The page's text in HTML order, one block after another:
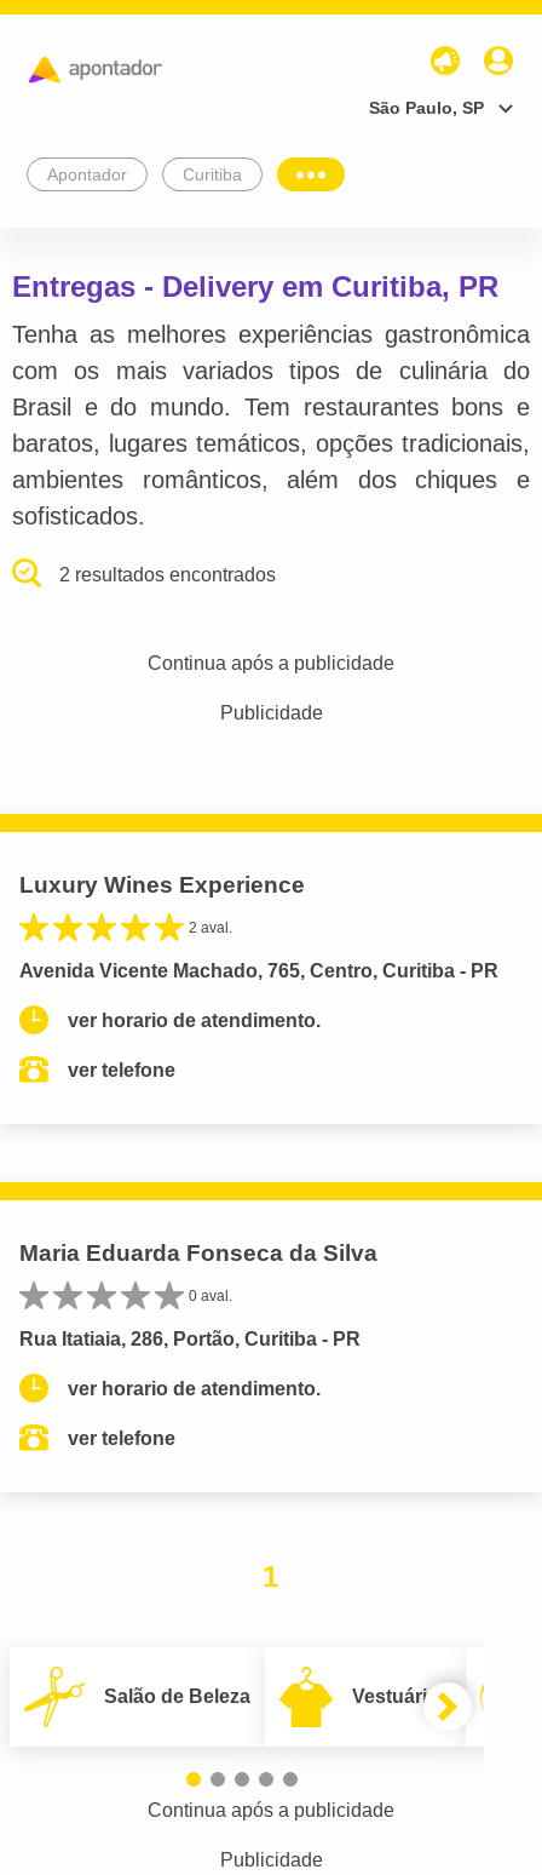
São Paulo, SP
Apontador Curitiba
Entregas - Delivery em Curitiba, PR
Tenha as melhores experiências gastronômica
com os mais variados tipos de culinária do
Brasil e do mundo. Tem restaurantes bons e
baratos, lugares temáticos, opções tradicionais,
ambientes românticos, além dos chiques e
sofisticados.
2 resultados encontrados
Continua após a publicidade
Publicidade
Luxury Wines Experience
2 aval.
Avenida Vicente Machado, 765, Centro, Curitiba - PR
ver horario de atendimento.
ver telefone
Maria Eduarda Fonseca da Silva
0 aval.
Rua Itatiaia, 286, Portão, Curitiba - PR
ver horario de atendimento.
ver telefone
1
Salão de Beleza Vestuário
Continua após a publicidade
Publicidade